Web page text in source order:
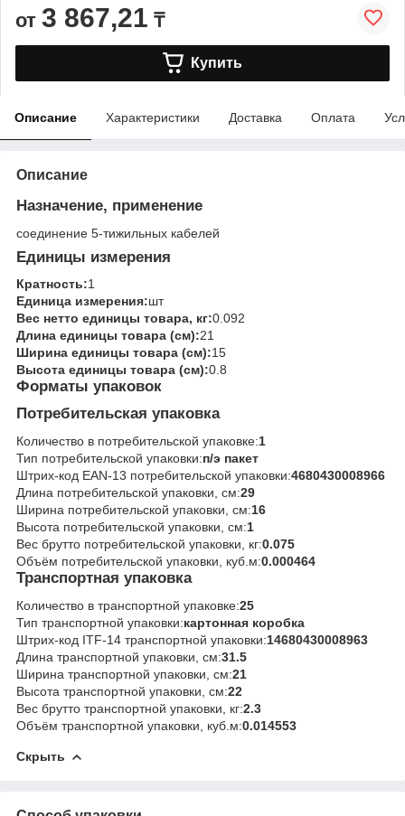
от 3 867,21 ₸
Купить
Описание Характеристики Доставка Оплата
Описание
Назначение, применение
соединение 5-тижильных кабелей
Единицы измерения
Кратность:1
Единица измерения:шт
Вес нетто единицы товара, кг:0.092
Длина единицы товара (см):21
Ширина единицы товара (см):15
Высота единицы товара (см):0.8
Форматы упаковок
Потребительская упаковка
Количество в потребительской упаковке:1
Тип потребительской упаковки:п/э пакет
Штрих-код EAN-13 потребительской упаковки:4680430008966
Длина потребительской упаковки, см:29
Ширина потребительской упаковки, см:16
Высота потребительской упаковки, см:1
Вес брутто потребительской упаковки, кг:0.075
Объём потребительской упаковки, куб.м:0.000464
Транспортная упаковка
Количество в транспортной упаковке:25
Тип транспортной упаковки:картонная коробка
Штрих-код ITF-14 транспортной упаковки:14680430008963
Длина транспортной упаковки, см:31.5
Ширина транспортной упаковки, см:21
Высота транспортной упаковки, см:22
Вес брутто транспортной упаковки, кг:2.3
Объём транспортной упаковки, куб.м:0.014553
Скрыть